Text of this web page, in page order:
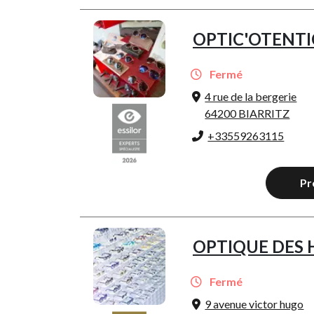
Fermé
4 rue de la bergerie
64200 BIARRITZ
+33559263115
OPTIQUE DES
Fermé
9 avenue victor hugo